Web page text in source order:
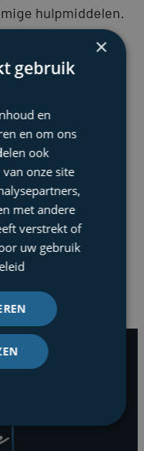
hulpmiddelen.
de
toepassing,
op16/12/2025
vond
×
gebruik
en
en om ons
ook
onze site
met andere
verstrekt of
uw gebruik